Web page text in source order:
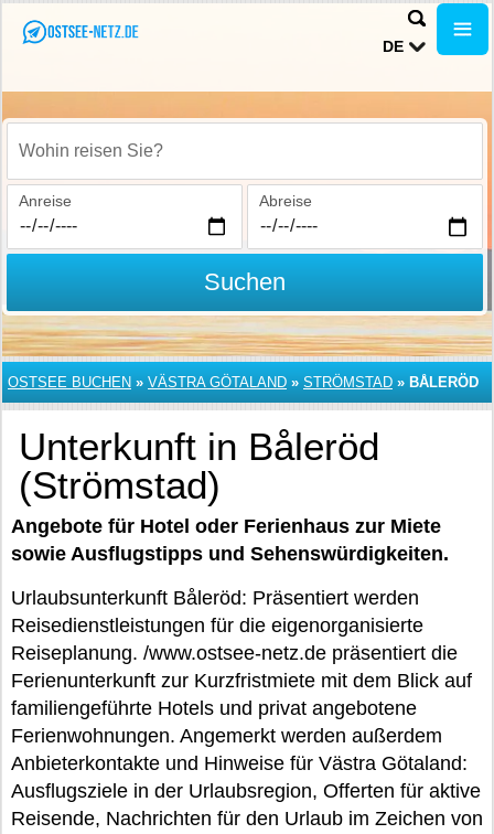
DE
Wohin reisen Sie?
Anreise Abreise
Suchen
OSTSEE BUCHEN » VÄSTRA GÖTALAND » STRÖMSTAD » BÅLERÖD
Unterkunft in Båleröd
(Strömstad)
Angebote für Hotel oder Ferienhaus zur Miete
sowie Ausflugstipps und Sehenswürdigkeiten.
Urlaubsunterkunft Båleröd: Präsentiert werden
Reisedienstleistungen für die eigenorganisierte
Reiseplanung. /www.ostsee-netz.de präsentiert die
Ferienunterkunft zur Kurzfristmiete mit dem Blick auf
familiengeführte Hotels und privat angebotene
Ferienwohnungen. Angemerkt werden außerdem
Anbieterkontakte und Hinweise für Västra Götaland:
Ausflugsziele in der Urlaubsregion, Offerten für aktive
Reisende, Nachrichten für den Urlaub im Zeichen von